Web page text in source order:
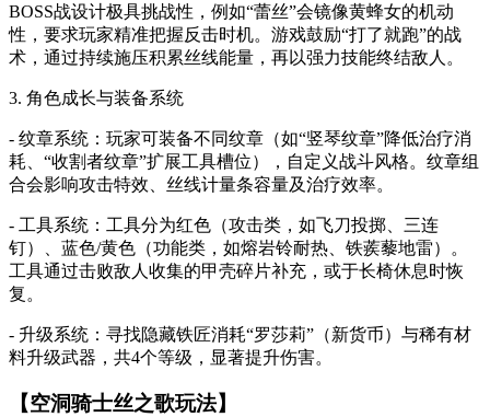
BOSS战设计极具挑战性，例如“蕾丝”会镜像黄蜂女的机动
性，要求玩家精准把握反击时机。游戏鼓励“打了就跑”的战
术，通过持续施压积累丝线能量，再以强力技能终结敌人。
3. 角色成长与装备系统
- 纹章系统：玩家可装备不同纹章（如“竖琴纹章”降低治疗消
耗、“收割者纹章”扩展工具槽位），自定义战斗风格。纹章组
合会影响攻击特效、丝线计量条容量及治疗效率。
- 工具系统：工具分为红色（攻击类，如飞刀投掷、三连
钉）、蓝色/黄色（功能类，如熔岩铃耐热、铁蒺藜地雷）。
工具通过击败敌人收集的甲壳碎片补充，或于长椅休息时恢
复。
- 升级系统：寻找隐藏铁匠消耗“罗莎莉”（新货币）与稀有材
料升级武器，共4个等级，显著提升伤害。
【空洞骑士丝之歌玩法】